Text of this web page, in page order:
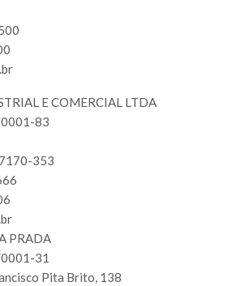
E COMERCIAL LTDA
83
353
PRADA
31
Pita Brito, 138